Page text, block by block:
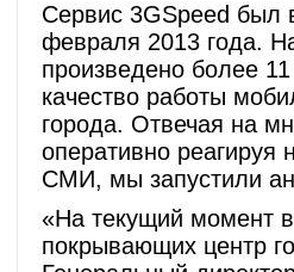
Сервис 3GSpeed был
февраля 2013 года.
произведено более
качество работы
города. Отвечая на
оперативно реагируя
СМИ, мы запустили
«На текущий момент
покрывающих центр